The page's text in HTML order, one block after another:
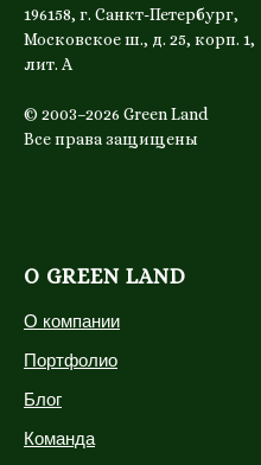
196158, г. Санкт-Петербург,
Московское ш., д. 25, корп. 1,
лит. А
© 2003–2026 Green Land
Все права защищены
О GREEN LAND
О компании
Портфолио
Блог
Команда